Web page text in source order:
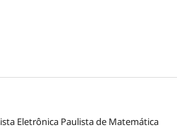
Eletrônica Paulista de Matemática